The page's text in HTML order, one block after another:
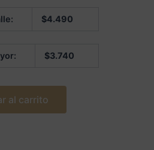
$4.490
$3.740
al carrito